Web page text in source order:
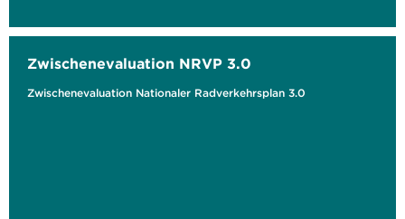
Zwischenevaluation NRVP 3.0
Zwischenevaluation Nationaler Radverkehrsplan 3.0